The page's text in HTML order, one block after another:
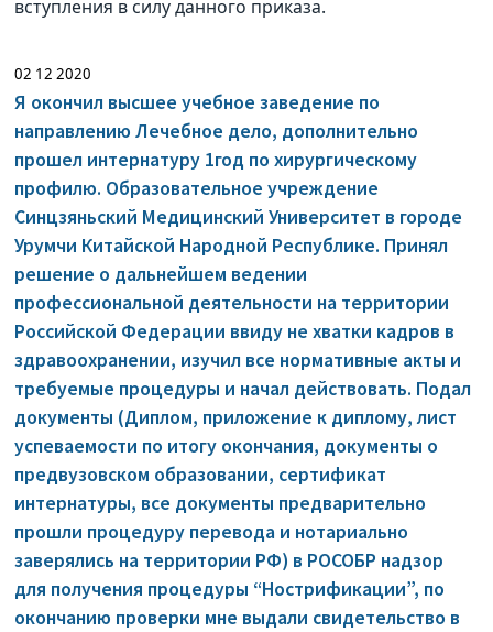
вступления в силу данного приказа.
02 12 2020
Я окончил высшее учебное заведение по
направлению Лечебное дело, дополнительно
прошел интернатуру 1год по хирургическому
профилю. Образовательное учреждение
Синцзяньский Медицинский Университет в городе
Урумчи Китайской Народной Республике. Принял
решение о дальнейшем ведении
профессиональной деятельности на территории
Российской Федерации ввиду не хватки кадров в
здравоохранении, изучил все нормативные акты и
требуемые процедуры и начал действовать. Подал
документы (Диплом, приложение к диплому, лист
успеваемости по итогу окончания, документы о
предвузовском образовании, сертификат
интернатуры, все документы предварительно
прошли процедуру перевода и нотариально
заверялись на территории РФ) в РОСОБР надзор
для получения процедуры “Нострификации”, по
окончанию проверки мне выдали свидетельство в